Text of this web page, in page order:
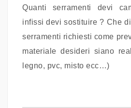
Quanti serramenti devi
infissi devi sostituire ? Che
serramenti richiesti come
materiale desideri siano
legno, pvc, misto ecc…)